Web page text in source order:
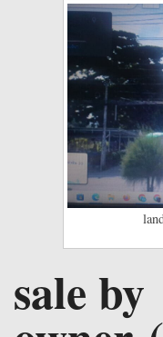
sale by